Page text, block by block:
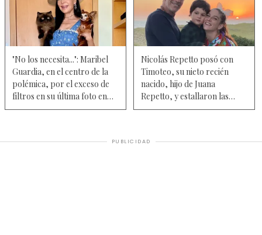
"No los necesita...": Maribel
Guardia, en el centro de la
polémica, por el exceso de
filtros en su última foto en
bikini para celebrar a México
Nicolás Repetto posó con
Timoteo, su nieto recién
nacido, hijo de Juana
Repetto, y estallaron las
comparaciones — Fotos
PUBLICIDAD